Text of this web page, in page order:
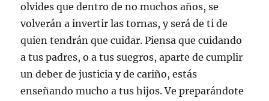
olvides que dentro de no muchos años, se
volverán a invertir las tornas, y será de ti de
quien tendrán que cuidar. Piensa que cuidando
a tus padres, o a tus suegros, aparte de cumplir
un deber de justicia y de cariño, estás
enseñando mucho a tus hijos. Ve preparándote